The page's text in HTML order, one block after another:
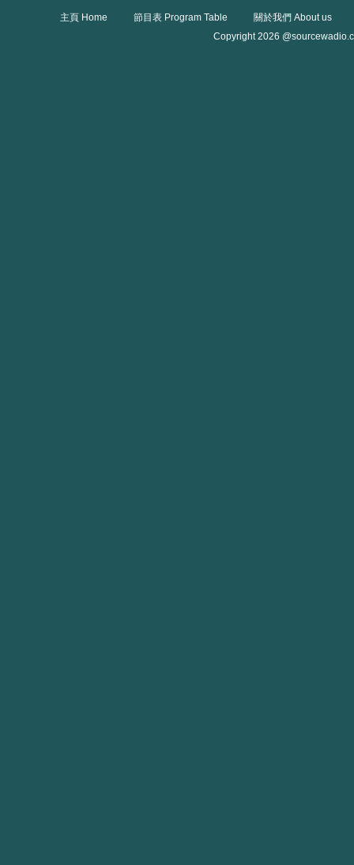
主頁 Home 節目表 Program Table
關於我們 About us
Copyright 2026